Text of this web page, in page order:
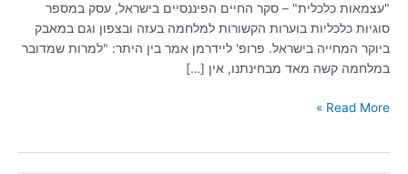
"עצמאות כלכלית" – סקר החיים הפיננסיים בישראל, עסק במספר
סוגיות כלכליות בוערות הקשורות למלחמה בעזה ובצפון וגם במאבק
ביוקר המחייה בישראל. פרופ' ליידרמן אמר בין היתר: "למרות שמדובר
במלחמה קשה מאד מבחינתנו, אין […]
Read More »